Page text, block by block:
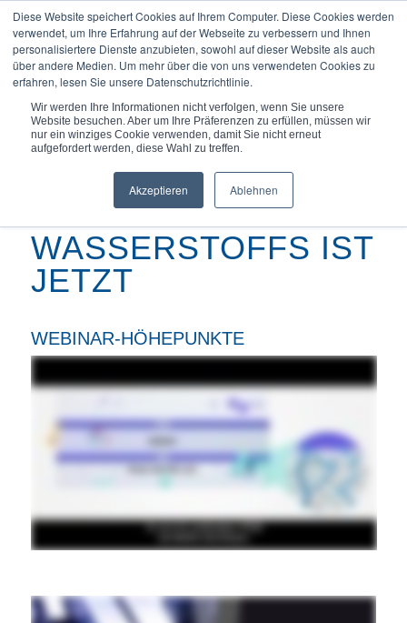
Diese Website speichert Cookies auf Ihrem Computer. Diese Cookies werden
verwendet, um Ihre Erfahrung auf der Webseite zu verbessern und Ihnen
personalisiertere Dienste anzubieten, sowohl auf dieser Website als auch
über andere Medien. Um mehr über die von uns verwendeten Cookies zu
erfahren, lesen Sie unsere Datenschutzrichtlinie.
Wir werden Ihre Informationen nicht verfolgen, wenn Sie unsere
Website besuchen. Aber um Ihre Präferenzen zu erfüllen, müssen wir
nur ein winziges Cookie verwenden, damit Sie nicht erneut
aufgefordert werden, diese Wahl zu treffen.
Akzeptieren Ablehnen
Du bist hier: Startseite / Wasserstoff-Die Wasserstoff-Zukunft...
DIE ZUKUNFT DES
WASSERSTOFFS IST
JETZT
WEBINAR-HÖHEPUNKTE